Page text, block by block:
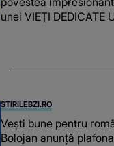
unei VIEȚI DEDICATE
STIRILEBZI.RO
Vești bune pentru
Bolojan anunță